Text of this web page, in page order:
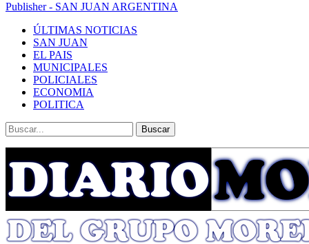
Publisher - SAN JUAN ARGENTINA
ÚLTIMAS NOTICIAS
SAN JUAN
EL PAIS
MUNICIPALES
POLICIALES
ECONOMIA
POLITICA